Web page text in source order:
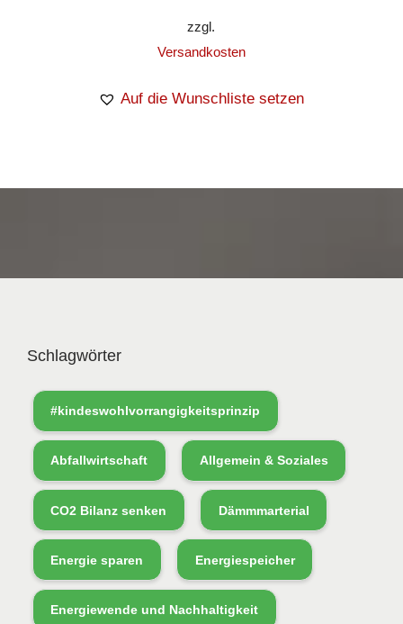
zzgl.
Versandkosten
Auf die Wunschliste setzen
Schlagwörter
#kindeswohlvorrangigkeitsprinzip
Abfallwirtschaft Allgemein & Soziales
CO2 Bilanz senken Dämmmarterial
Energie sparen Energiespeicher
Energiewende und Nachhaltigkeit